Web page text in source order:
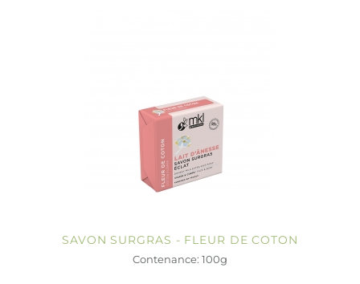
SAVON SURGRAS - FLEUR DE COTON
Contenance: 100g